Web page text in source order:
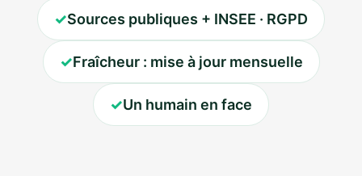
✓Sources publiques + INSEE · RGPD
✓Fraîcheur : mise à jour mensuelle
✓Un humain en face